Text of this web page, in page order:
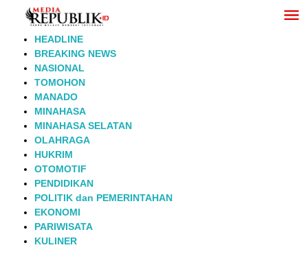
Lewati
HEADLINE
BREAKING NEWS
NASIONAL
TOMOHON
MANADO
MINAHASA
MINAHASA SELATAN
OLAHRAGA
HUKRIM
OTOMOTIF
PENDIDIKAN
POLITIK dan PEMERINTAHAN
EKONOMI
PARIWISATA
KULINER